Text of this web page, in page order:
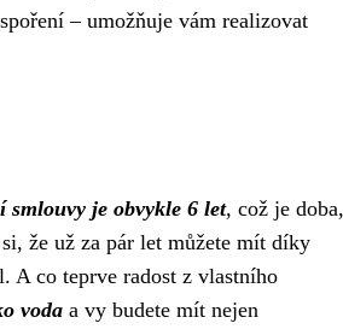
– umožňuje vám realizovat
smlouvy je obvykle 6 let, což je doba,
že už za pár let můžete mít díky
A co teprve radost z vlastního
voda a vy budete mít nejen